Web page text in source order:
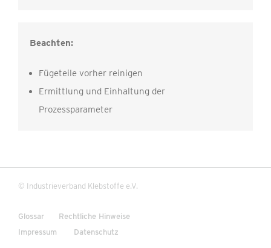
Beachten:
Fügeteile vorher reinigen
Ermittlung und Einhaltung der
Prozessparameter
© Industrieverband Klebstoffe e.V.
Glossar
Rechtliche Hinweise
Impressum
Datenschutz